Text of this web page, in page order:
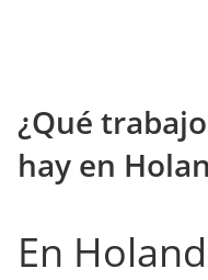
¿Qué
hay en
En